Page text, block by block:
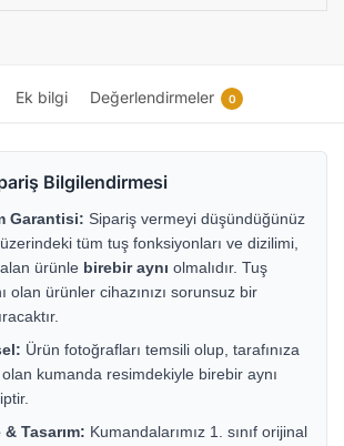
Ek bilgi Değerlendirmeler 0
Bilgilendirmesi
Garantisi: Sipariş vermeyi düşündüğünüz
tüm tuş fonksiyonları ve dizilimi,
ürünle birebir aynı olmalıdır. Tuş
olan ürünler cihazınızı sorunsuz bir
Ürün fotoğrafları temsili olup, tarafınıza
kumanda resimdekiyle birebir aynı
Tasarım: Kumandalarımız 1. sınıf orijinal